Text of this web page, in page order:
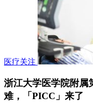
医疗关注
浙江大学医学院附属
难，「PICC」来了